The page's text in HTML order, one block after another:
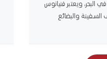
البحر، ويعتبر فنيانوس
السفينة والبضائع